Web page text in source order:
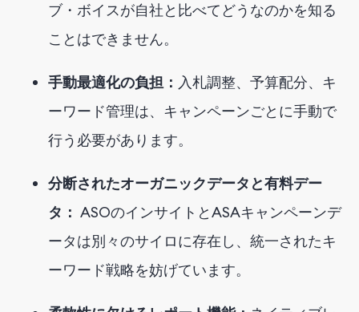
ブ・ボイスが自社と比べてどうなのかを知る
ことはできません。
手動最適化の負担： 入札調整、予算配分、キ
ーワード管理は、キャンペーンごとに手動で
行う必要があります。
分断されたオーガニックデータと有料デー
タ： ASOのインサイトとASAキャンペーンデ
ータは別々のサイロに存在し、統一されたキ
ーワード戦略を妨げています。